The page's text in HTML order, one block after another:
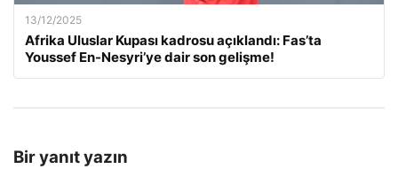
13/12/2025
Afrika Uluslar Kupası kadrosu açıklandı: Fas’ta
Youssef En-Nesyri’ye dair son gelişme!
Bir yanıt yazın